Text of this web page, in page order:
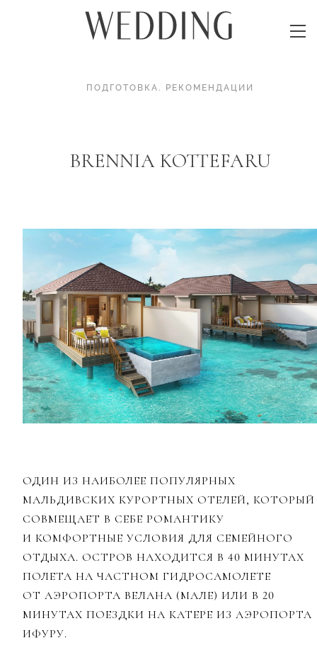
ПОДГОТОВКА. РЕКОМЕНДАЦИИ
BRENNIA KOTTEFARU
ОДИН ИЗ НАИБОЛЕЕ ПОПУЛЯРНЫХ
МАЛЬДИВСКИХ КУРОРТНЫХ ОТЕЛЕЙ, КОТОРЫЙ
СОВМЕЩАЕТ В СЕБЕ РОМАНТИКУ
И КОМФОРТНЫЕ УСЛОВИЯ ДЛЯ СЕМЕЙНОГО
ОТДЫХА. ОСТРОВ НАХОДИТСЯ В 40 МИНУТАХ
ПОЛЕТА НА ЧАСТНОМ ГИДРОСАМОЛЕТЕ
ОТ АЭРОПОРТА ВЕЛАНА (МАЛЕ) ИЛИ В 20
МИНУТАХ ПОЕЗДКИ НА КАТЕРЕ ИЗ АЭРОПОРТА
ИФУРУ.